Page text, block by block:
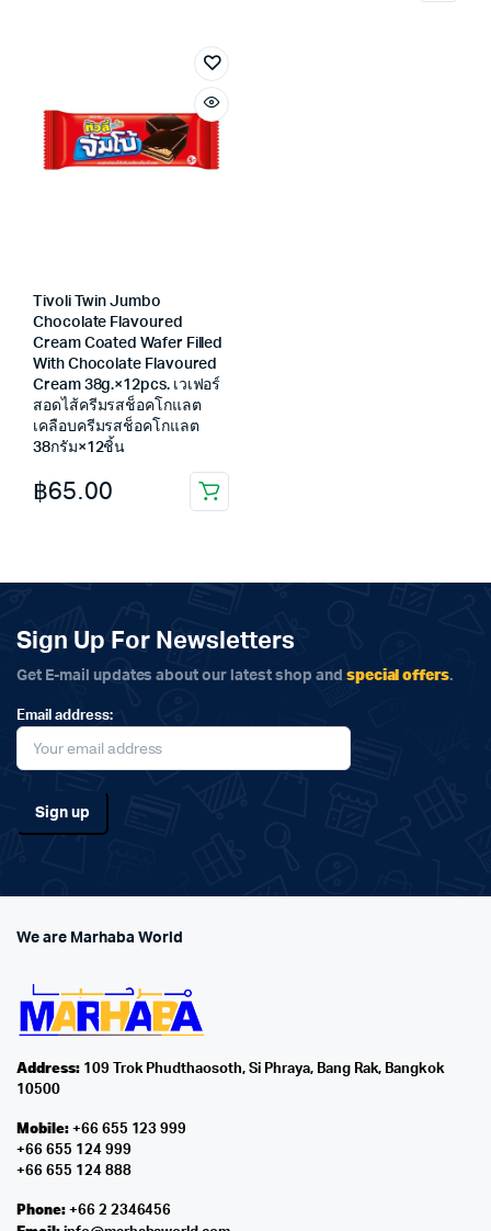
Tivoli Twin Jumbo
Chocolate Flavoured
Cream Coated Wafer Filled
With Chocolate Flavoured
Cream 38g.×12pcs. เวเฟอร์
สอดไส้ครีมรสช็อคโกแลต
เคลือบครีมรสช็อคโกแลต
38กรัม×12ชิ้น
฿65.00
Sign Up For Newsletters
Get E-mail updates about our latest shop and special offers.
Email address:
We are Marhaba World
Address:109 Trok Phudthaosoth, Si Phraya, Bang Rak, Bangkok
10500
Mobile:+66 655 123 999
+66 655 124 999
+66 655 124 888
Phone:+66 2 2346456